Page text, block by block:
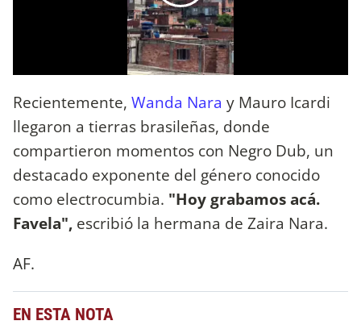
Recientemente, Wanda Nara y Mauro Icardi
llegaron a tierras brasileñas, donde
compartieron momentos con Negro Dub, un
destacado exponente del género conocido
como electrocumbia. "Hoy grabamos acá.
Favela", escribió la hermana de Zaira Nara.
AF.
EN ESTA NOTA